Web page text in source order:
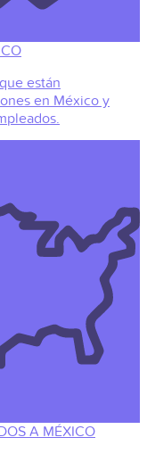
están
en México y
A MÉXICO